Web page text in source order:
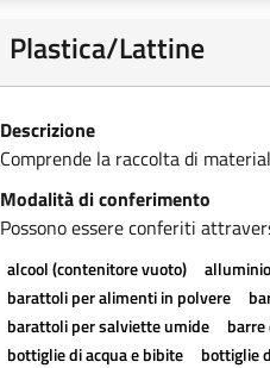
Plastica/Lattine
Descrizione
Comprende la raccolta di
Modalità di conferimento
Possono essere conferiti
alcool (contenitore vuoto) alluminio
barattoli per alimenti in polvere
barattoli per salviette umide
bottiglie di acqua e bibite
bottiglie